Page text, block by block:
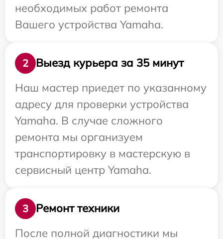
необходимых работ ремонта
Вашего устройства Yamaha.
2
Выезд курьера за 35 минут
Наш мастер приедет по указанному
адресу для проверки устройства
Yamaha. В случае сложного
ремонта мы организуем
транспортировку в мастерскую в
сервисный центр Yamaha.
3
Ремонт техники
После полной диагностики мы